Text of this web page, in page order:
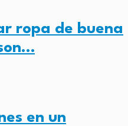
ropa de buena
en un